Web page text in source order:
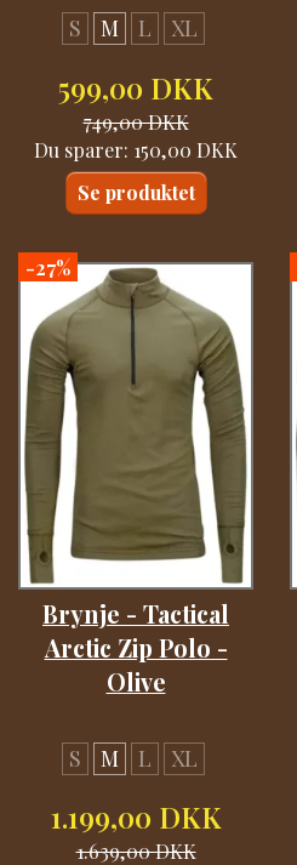
S M L XL
599,00 DKK
749,00 DKK
Du sparer: 150,00 DKK
Se produktet
-27%
Brynje - Tactical
Arctic Zip Polo -
Olive
S M L XL
1.199,00 DKK
1.639,00 DKK